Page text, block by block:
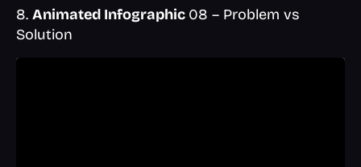
8. Animated Infographic 08 – Problem vs
Solution